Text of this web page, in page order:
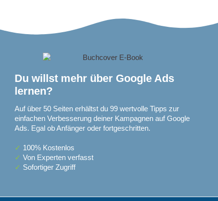
Du willst mehr über Google Ads
lernen?
Auf über 50 Seiten erhältst du 99 wertvolle Tipps zur
einfachen Verbesserung deiner Kampagnen auf Google
Ads. Egal ob Anfänger oder fortgeschritten.
✓ 100% Kostenlos
✓ Von Experten verfasst
✓ Sofortiger Zugriff